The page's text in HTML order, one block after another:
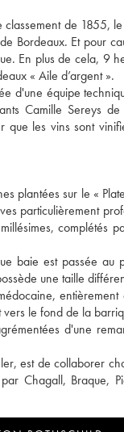
de 1855,
Bordeaux. Et pour
En plus de cela, 9
« Aile d’argent ».
équipe
Camille Sereys
les vins sont
plantées sur le «
particulièrement
complétés
baie est passée
une taille
le fond de la
d'une
est de collaborer
Chagall, Braque,